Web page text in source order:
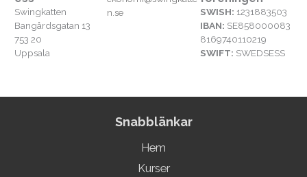
Swingkatten
Bangårdsgatan 13
753 20
Uppsala
n.se
SWISH: 1231883503
IBAN: SE858000083
8169740110219
SWIFT: SWEDSESS
Snabblänkar
Hem
Kurser